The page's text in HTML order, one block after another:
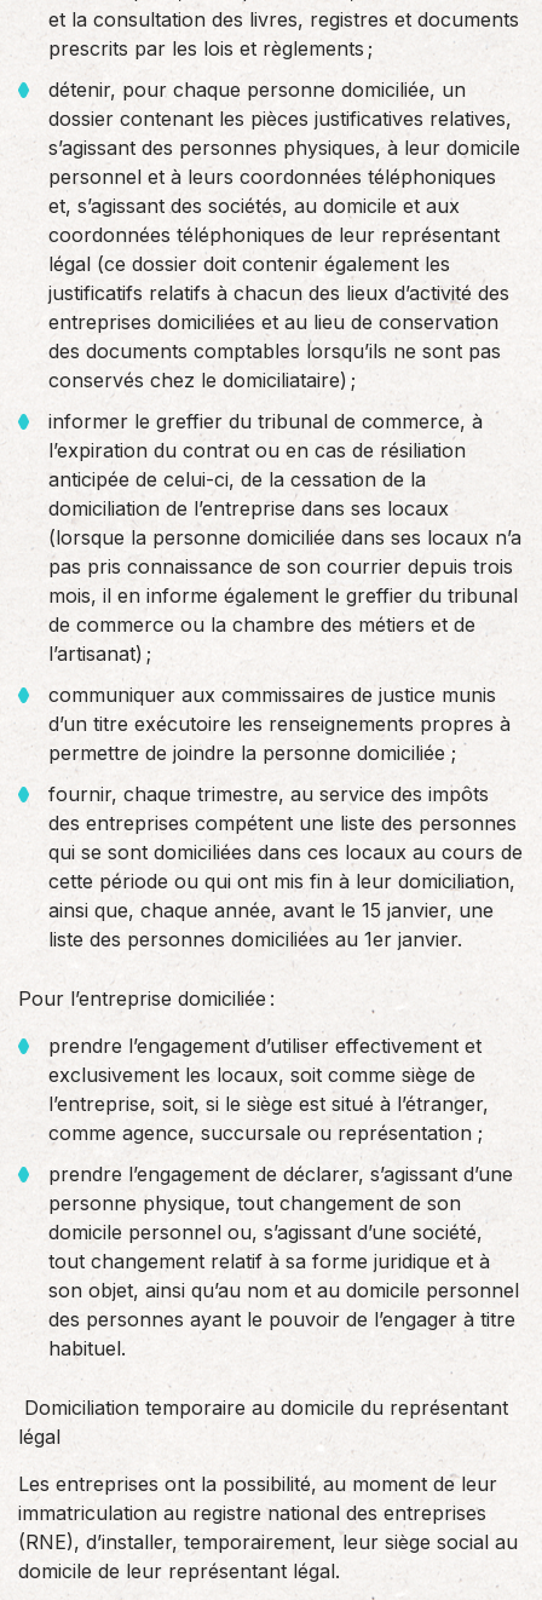
et la consultation des livres, registres et documents
prescrits par les lois et règlements ;
détenir, pour chaque personne domiciliée, un
dossier contenant les pièces justificatives relatives,
s’agissant des personnes physiques, à leur domicile
personnel et à leurs coordonnées téléphoniques
et, s’agissant des sociétés, au domicile et aux
coordonnées téléphoniques de leur représentant
légal (ce dossier doit contenir également les
justificatifs relatifs à chacun des lieux d’activité des
entreprises domiciliées et au lieu de conservation
des documents comptables lorsqu’ils ne sont pas
conservés chez le domiciliataire) ;
informer le greffier du tribunal de commerce, à
l’expiration du contrat ou en cas de résiliation
anticipée de celui-ci, de la cessation de la
domiciliation de l’entreprise dans ses locaux
(lorsque la personne domiciliée dans ses locaux n’a
pas pris connaissance de son courrier depuis trois
mois, il en informe également le greffier du tribunal
de commerce ou la chambre des métiers et de
l’artisanat) ;
communiquer aux commissaires de justice munis
d’un titre exécutoire les renseignements propres à
permettre de joindre la personne domiciliée ;
fournir, chaque trimestre, au service des impôts
des entreprises compétent une liste des personnes
qui se sont domiciliées dans ces locaux au cours de
cette période ou qui ont mis fin à leur domiciliation,
ainsi que, chaque année, avant le 15 janvier, une
liste des personnes domiciliées au 1er janvier.
Pour l’entreprise domiciliée :
prendre l’engagement d’utiliser effectivement et
exclusivement les locaux, soit comme siège de
l’entreprise, soit, si le siège est situé à l’étranger,
comme agence, succursale ou représentation ;
prendre l’engagement de déclarer, s’agissant d’une
personne physique, tout changement de son
domicile personnel ou, s’agissant d’une société,
tout changement relatif à sa forme juridique et à
son objet, ainsi qu’au nom et au domicile personnel
des personnes ayant le pouvoir de l’engager à titre
habituel.
Domiciliation temporaire au domicile du représentant
légal
Les entreprises ont la possibilité, au moment de leur
immatriculation au registre national des entreprises
(RNE), d’installer, temporairement, leur siège social au
domicile de leur représentant légal.